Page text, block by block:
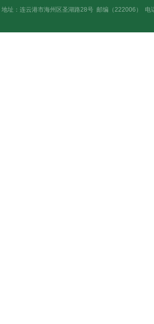
地址：连云港市海州区圣湖路28号 邮编（222006） 电